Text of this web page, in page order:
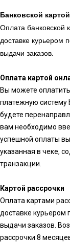
Банковской картой
Оплата банковской
доставке курьером
выдачи заказов.
Оплата картой
Вы можете
платежную систему
будете
вам необходимо
успешной оплаты
указанная в чеке,
транзакции.
Картой рассрочки
Оплата картами
доставке курьером
выдачи заказов.
рассрочки 8